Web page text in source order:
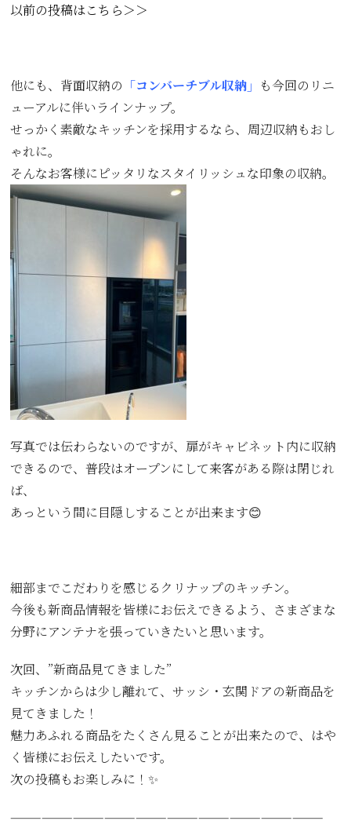
以前の投稿はこちら＞＞
他にも、背面収納の 「コンバーチブル収納」 も今回のリニ
ューアルに伴いラインナップ。
せっかく素敵なキッチンを採用するなら、周辺収納もおし
ゃれに。
そんなお客様にピッタリなスタイリッシュな印象の収納。
写真では伝わらないのですが、扉がキャビネット内に収納
できるので、普段はオープンにして来客がある際は閉じれ
ば、
あっという間に目隠しすることが出来ます😊
細部までこだわりを感じるクリナップのキッチン。
今後も新商品情報を皆様にお伝えできるよう、さまざまな
分野にアンテナを張っていきたいと思います。
次回、”新商品見てきました”
キッチンからは少し離れて、サッシ・玄関ドアの新商品を
見てきました！
魅力あふれる商品をたくさん見ることが出来たので、はや
く皆様にお伝えしたいです。
次の投稿もお楽しみに！✨
——————————————————————————————